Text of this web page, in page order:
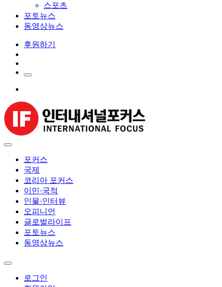
스포츠
포토뉴스
동영상뉴스
후원하기
포커스
국제
코리아 포커스
이민·국적
인물·인터뷰
오피니언
글로벌라이프
포토뉴스
동영상뉴스
로그인